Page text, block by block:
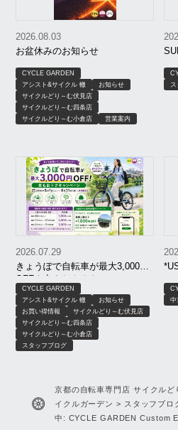
お盆休みのお知らせ
2026.08.03
CYCLE GARDEN
アシスト&サイクル 轍
お知らせ
サイクルどり～む伏見店
サイクルどり～む四条店
サイクルどり～む小倉店
営業案内
きょうぽで自転車が最大3,000円
OFF｜京もおトクキャンペーン
【8月限定】｜京都 サイクルどり
～む、アシスト＆サイクル轍、
サイクルガーデン
2026.07.29
CYCLE GARDEN
アシスト&サイクル 轍
お知らせ
お買い得情報
サイクルどり～む伏見店
サイクルどり～む四条店
サイクルどり～む小倉店
スタッフブログ
中
京都の自転車専門店 サイクル
イクルガーデン > スタッフブロ
中: CYCLE GARDEN Custom